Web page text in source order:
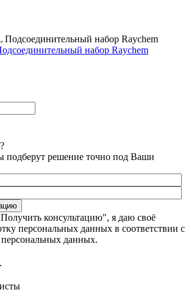
набор Raychem
подберут решение точно под Ваши
консультацию", я даю своё
персональных данных в соответствии с
данных.